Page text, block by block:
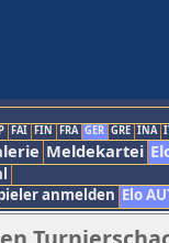
FAI FIN FRA GER GRE INA
Meldekartei
anmelden Elo